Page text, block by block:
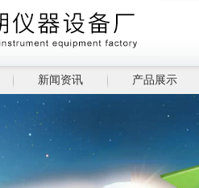
新闻资讯 产品展示